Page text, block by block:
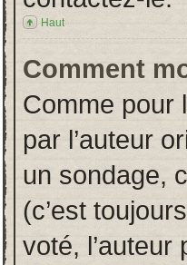
Haut
Comment
Comme pour
par l’auteur
un sondage,
(c’est
voté,